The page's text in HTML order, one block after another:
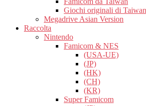
Giochi originali di
Megadrive Asian Version
Raccolta
Nintendo
Famicom & NES
(USA-UE)
(JP)
(HK)
(CH)
(KR)
Super Famicom